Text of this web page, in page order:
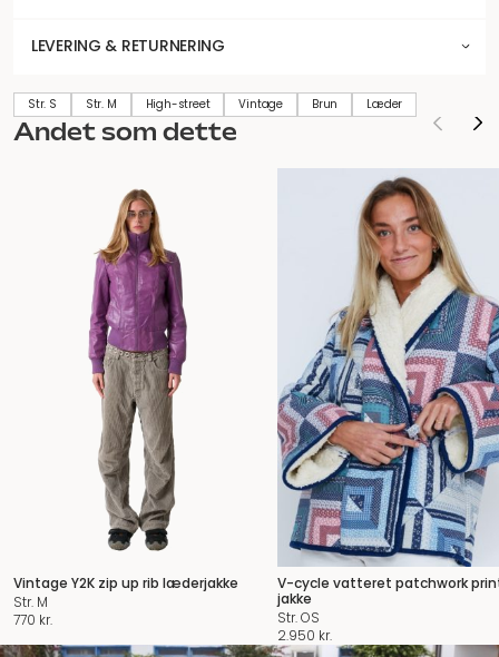
LEVERING & RETURNERING
Str. S Str. M High-street Vintage Brun Læder
Andet som dette
Vintage Y2K zip up rib læderjakke
Str. M
770 kr.
V-cycle vatteret patchwork
jakke
Str. OS
2.950 kr.